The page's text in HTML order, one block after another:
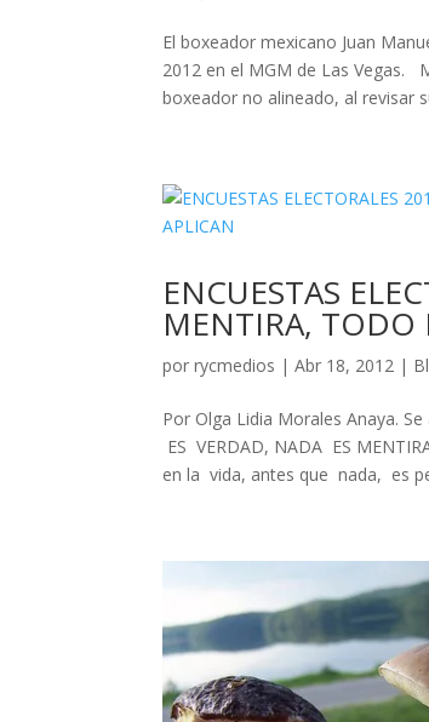
El boxeador mexicano Juan
2012 en el MGM de Las Vegas.
boxeador no alineado, al revisar
ENCUESTAS
MENTIRA, TODO
porrycmedios |Abr 18, 2012 |
Por Olga Lidia Morales Anaya.
ES VERDAD, NADA ES
en la vida, antes que nada, es